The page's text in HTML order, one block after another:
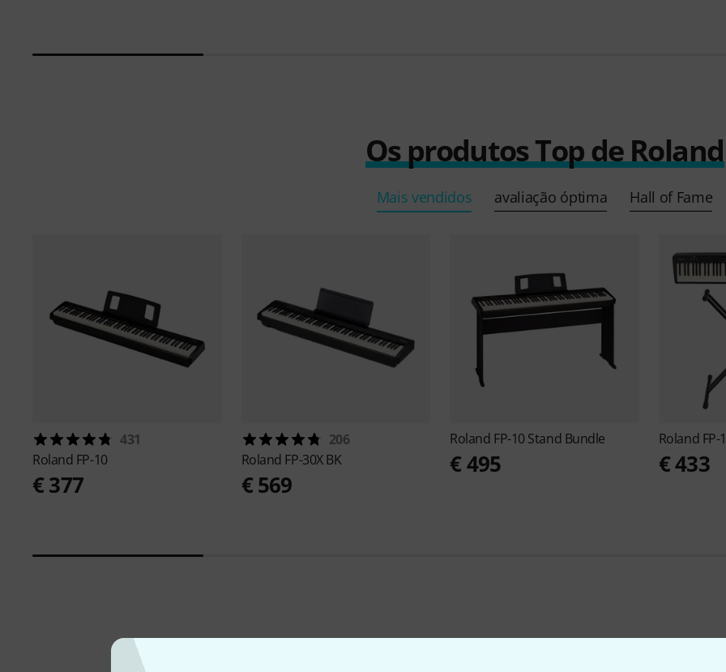
Os produtos Top de Roland
Mais vendidos avaliação óptima Hall of Fame
431
Roland FP-10
€ 377
206
Roland FP-30X BK
€ 569
Roland FP-10 Stand Bundle
€ 495
Roland FP-
€ 433
Roland Ofertas